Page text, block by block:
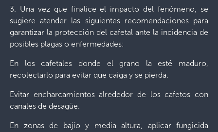
3. Una vez que finalice el impacto del fenómeno, se
sugiere atender las siguientes recomendaciones para
garantizar la protección del cafetal ante la incidencia de
posibles plagas o enfermedades:
En los cafetales donde el grano la esté maduro,
recolectarlo para evitar que caiga y se pierda.
Evitar encharcamientos alrededor de los cafetos con
canales de desagüe.
En zonas de bajío y media altura, aplicar fungicida